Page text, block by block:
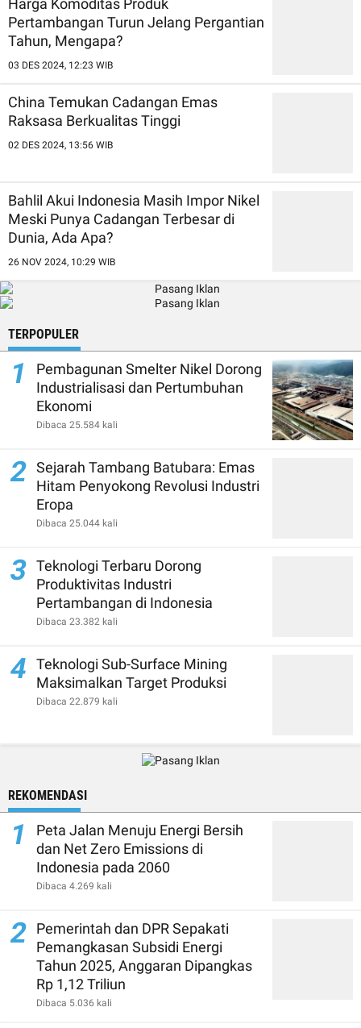
Harga Komoditas Produk
Pertambangan Turun Jelang Pergantian
Tahun, Mengapa?
03 DES 2024, 12:23 WIB
China Temukan Cadangan Emas
Raksasa Berkualitas Tinggi
02 DES 2024, 13:56 WIB
Bahlil Akui Indonesia Masih Impor Nikel
Meski Punya Cadangan Terbesar di
Dunia, Ada Apa?
26 NOV 2024, 10:29 WIB
TERPOPULER
1
Pembagunan Smelter Nikel Dorong
Industrialisasi dan Pertumbuhan
Ekonomi
Dibaca 25.584 kali
2 Sejarah Tambang Batubara: Emas
Hitam Penyokong Revolusi Industri
Eropa
Dibaca 25.044 kali
3 Teknologi Terbaru Dorong
Produktivitas Industri
Pertambangan di Indonesia
Dibaca 23.382 kali
4
Teknologi Sub-Surface Mining
Maksimalkan Target Produksi
Dibaca 22.879 kali
REKOMENDASI
1
Peta Jalan Menuju Energi Bersih
dan Net Zero Emissions di
Indonesia pada 2060
Dibaca 4.269 kali
2
Pemerintah dan DPR Sepakati
Pemangkasan Subsidi Energi
Tahun 2025, Anggaran Dipangkas
Rp 1,12 Triliun
Dibaca 5.036 kali